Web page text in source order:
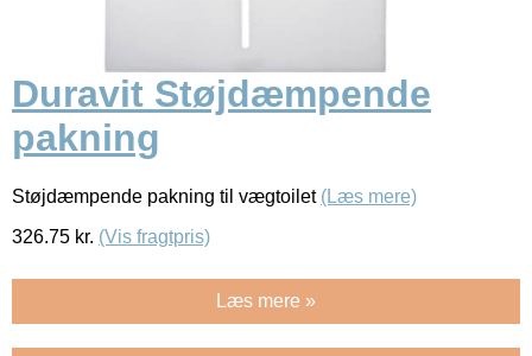
Duravit Støjdæmpende
pakning
Støjdæmpende pakning til vægtoilet (Læs mere)
326.75 kr. (Vis fragtpris)
Læs mere »